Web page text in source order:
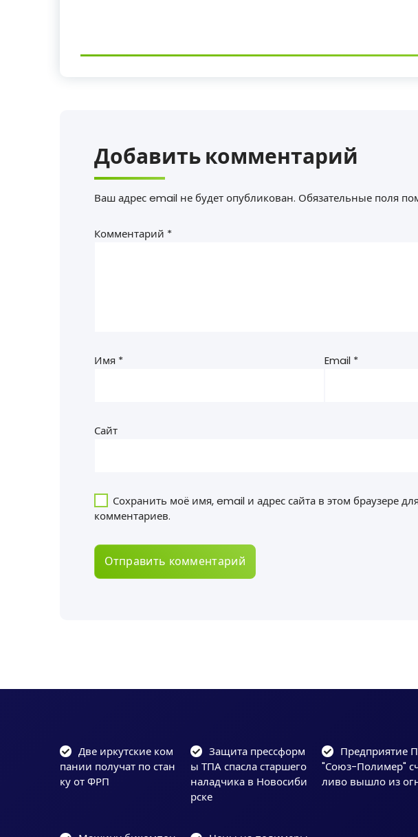
Добавить комментарий
Ваш адрес email не будет опубликован. Обязательные поля
Комментарий *
Имя * Email *
Сайт
Сохранить моё имя, email и адрес сайта в этом браузере
комментариев.
Две иркутские ком
пании получат по стан
ку от ФРП
Защита прессформ
ы ТПА спасла старшего
наладчика в Новосиби
рске
Предприятие
"Союз-Полимер"
ливо вышло из